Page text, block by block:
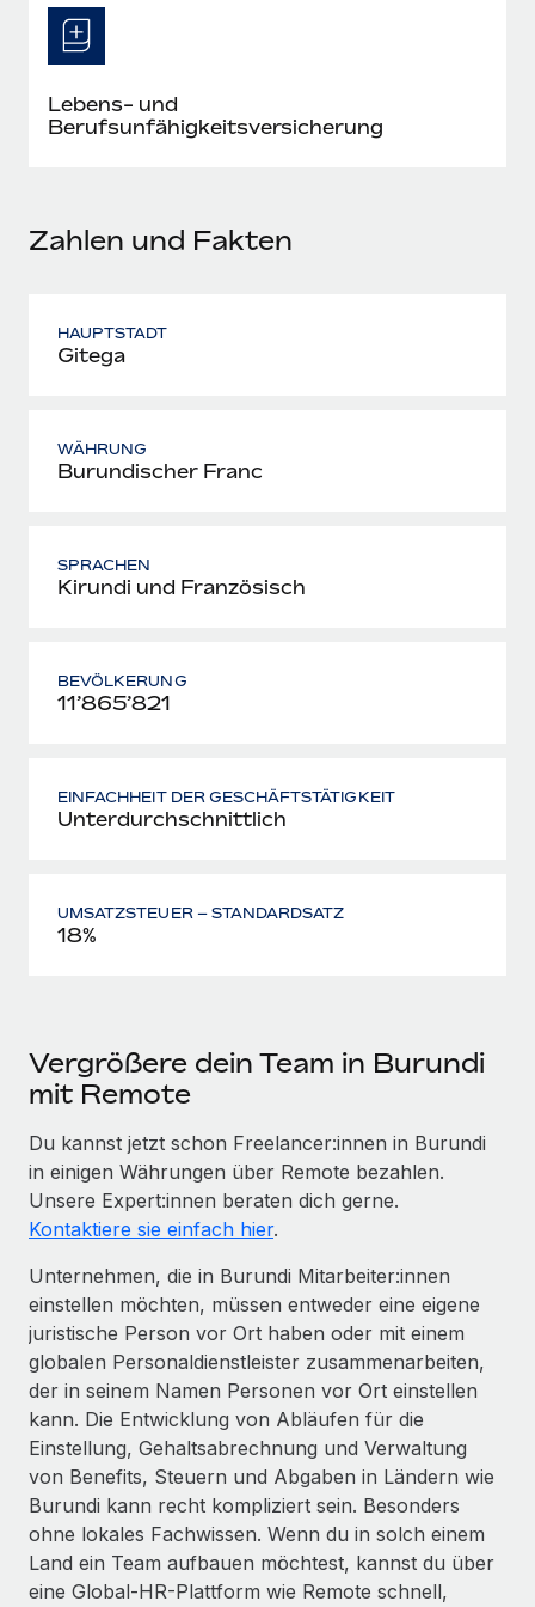
Mehr erfahren
Lebens- und
Berufsunfähigkeitsversicherung
Zahlen und Fakten
HAUPTSTADT
Gitega
WÄHRUNG
Burundischer Franc
SPRACHEN
Kirundi und Französisch
BEVÖLKERUNG
11’865’821
EINFACHHEIT DER GESCHÄFTSTÄTIGKEIT
Unterdurchschnittlich
UMSATZSTEUER – STANDARDSATZ
18%
Vergrößere dein Team in Burundi
mit Remote
Du kannst jetzt schon Freelancer:innen in Burundi
in einigen Währungen über Remote bezahlen.
Unsere Expert:innen beraten dich gerne.
Kontaktiere sie einfach hier.
Unternehmen, die in Burundi Mitarbeiter:innen
einstellen möchten, müssen entweder eine eigene
juristische Person vor Ort haben oder mit einem
globalen Personaldienstleister zusammenarbeiten,
der in seinem Namen Personen vor Ort einstellen
kann. Die Entwicklung von Abläufen für die
Einstellung, Gehaltsabrechnung und Verwaltung
von Benefits, Steuern und Abgaben in Ländern wie
Burundi kann recht kompliziert sein. Besonders
ohne lokales Fachwissen. Wenn du in solch einem
Land ein Team aufbauen möchtest, kannst du über
eine Global-HR-Plattform wie Remote schnell,